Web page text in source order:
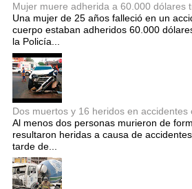
Mujer muere adherida a 60.000 dólares
Una mujer de 25 años falleció en un
cuerpo estaban adheridos 60.000
la Policía...
Dos muertos y 16 heridos en accidentes
Al menos dos personas murieron de
resultaron heridas a causa de
tarde de...